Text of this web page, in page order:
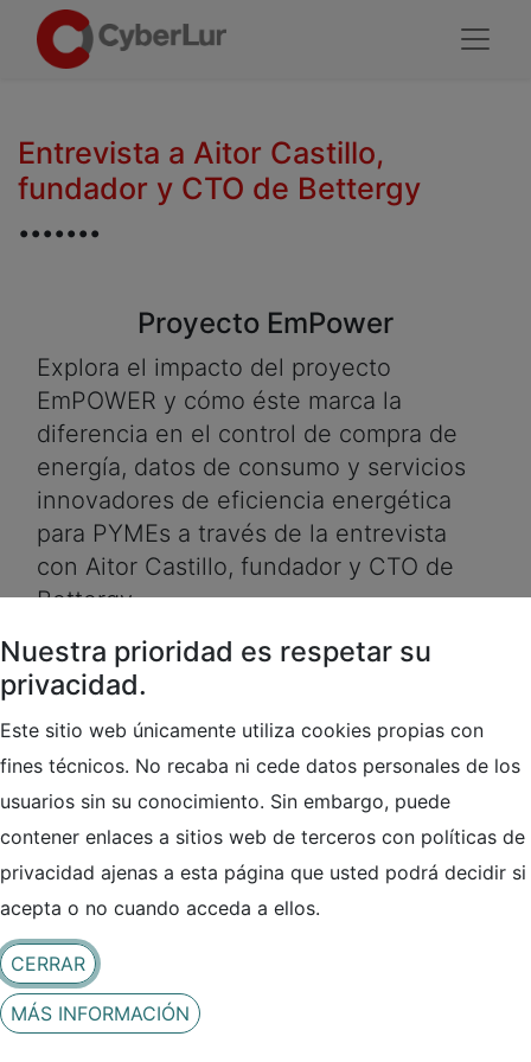
Entrevista a Aitor Castillo,
fundador y CTO de Bettergy
.......
Proyecto EmPower
Explora el impacto del proyecto
EmPOWER y cómo éste marca la
diferencia en el control de compra de
energía, datos de consumo y servicios
innovadores de eficiencia energética
para PYMEs a través de la entrevista
con Aitor Castillo, fundador y CTO de
Bettergy.
Se trata de un proyecto desarrollado
con la cofinanciación del Ministerio de
Industria y Turismo a través de su línea
de ayudas de apoyo a las Agrupaciones
Empresariales Innovadoras.
Completan el consorcio del proyecto
Smart City Cluster, BLOOCK y Sabbatic
Ver entrevista
Nuestra prioridad es respetar su
privacidad.
Este sitio web únicamente utiliza cookies propias con
fines técnicos. No recaba ni cede datos personales de los
usuarios sin su conocimiento. Sin embargo, puede
contener enlaces a sitios web de terceros con políticas de
privacidad ajenas a esta página que usted podrá decidir si
acepta o no cuando acceda a ellos.
CERRAR
MÁS INFORMACIÓN